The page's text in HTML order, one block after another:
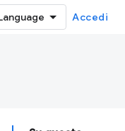
Accedi